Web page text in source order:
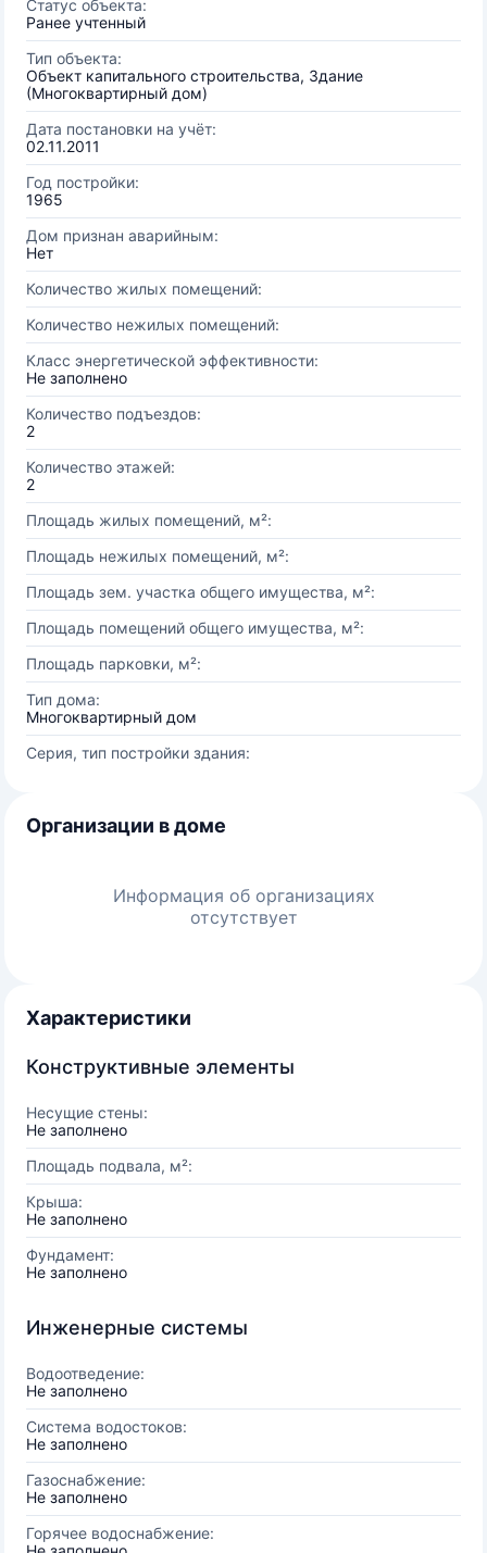
Статус объекта:
Ранее учтенный
Тип объекта:
Объект капитального строительства, Здание
(Многоквартирный дом)
Дата постановки на учёт:
02.11.2011
Год постройки:
1965
Дом признан аварийным:
Нет
Количество жилых помещений:
Количество нежилых помещений:
Класс энергетической эффективности:
Не заполнено
Количество подъездов:
2
Количество этажей:
2
Площадь жилых помещений, м²:
Площадь нежилых помещений, м²:
Площадь зем. участка общего имущества, м²:
Площадь помещений общего имущества, м²:
Площадь парковки, м²:
Тип дома:
Многоквартирный дом
Серия, тип постройки здания:
Организации в доме
Информация об организациях
отсутствует
Характеристики
Конструктивные элементы
Несущие стены:
Не заполнено
Площадь подвала, м²:
Крыша:
Не заполнено
Фундамент:
Не заполнено
Инженерные системы
Водоотведение:
Не заполнено
Система водостоков:
Не заполнено
Газоснабжение:
Не заполнено
Горячее водоснабжение: